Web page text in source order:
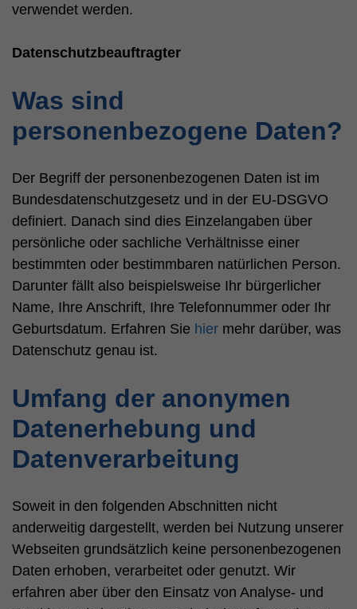
verwendet werden.
Datenschutzbeauftragter
Was sind
personenbezogene Daten?
Der Begriff der personenbezogenen Daten ist im
Bundesdatenschutzgesetz und in der EU-DSGVO
definiert. Danach sind dies Einzelangaben über
persönliche oder sachliche Verhältnisse einer
bestimmten oder bestimmbaren natürlichen Person.
Darunter fällt also beispielsweise Ihr bürgerlicher
Name, Ihre Anschrift, Ihre Telefonnummer oder Ihr
Geburtsdatum. Erfahren Sie hier mehr darüber, was
Datenschutz genau ist.
Umfang der anonymen
Datenerhebung und
Datenverarbeitung
Soweit in den folgenden Abschnitten nicht
anderweitig dargestellt, werden bei Nutzung unserer
Webseiten grundsätzlich keine personenbezogenen
Daten erhoben, verarbeitet oder genutzt. Wir
erfahren aber über den Einsatz von Analyse- und